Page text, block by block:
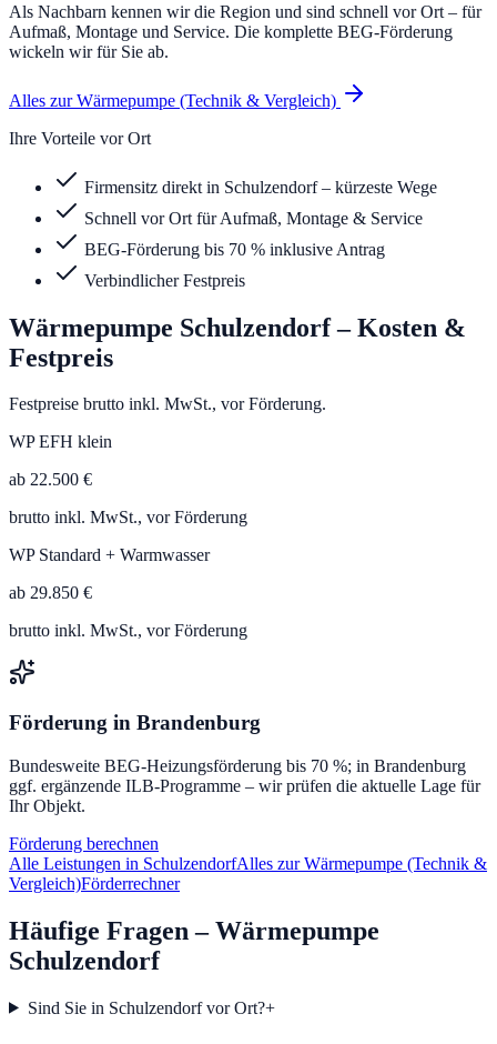
Als Nachbarn kennen wir die Region und sind schnell vor Ort – für
Aufmaß, Montage und Service. Die komplette BEG-Förderung
wickeln wir für Sie ab.
Alles zur Wärmepumpe (Technik & Vergleich)
Ihre Vorteile vor Ort
Firmensitz direkt in Schulzendorf – kürzeste Wege
Schnell vor Ort für Aufmaß, Montage & Service
BEG-Förderung bis 70 % inklusive Antrag
Verbindlicher Festpreis
Wärmepumpe Schulzendorf– Kosten &
Festpreis
Festpreise brutto inkl. MwSt., vor Förderung.
WP EFH klein
ab 22.500 €
brutto inkl. MwSt., vor Förderung
WP Standard + Warmwasser
ab 29.850 €
brutto inkl. MwSt., vor Förderung
Förderung in Brandenburg
Bundesweite BEG-Heizungsförderung bis 70 %; in Brandenburg
ggf. ergänzende ILB-Programme – wir prüfen die aktuelle Lage für
Ihr Objekt.
Förderung berechnen
Alle Leistungen in SchulzendorfAlles zur Wärmepumpe (Technik &
Vergleich)Förderrechner
Häufige Fragen – Wärmepumpe
Schulzendorf
Sind Sie in Schulzendorf vor Ort?+